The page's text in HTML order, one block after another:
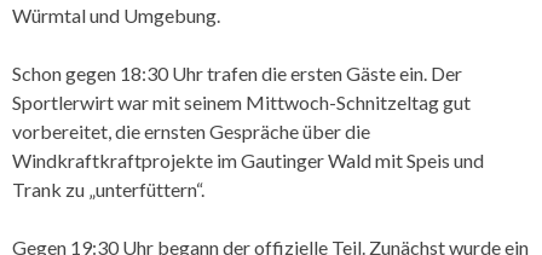
Würmtal und Umgebung.
Schon gegen 18:30 Uhr trafen die ersten Gäste ein. Der
Sportlerwirt war mit seinem Mittwoch-Schnitzeltag gut
vorbereitet, die ernsten Gespräche über die
Windkraftkraftprojekte im Gautinger Wald mit Speis und
Trank zu „unterfüttern“.
Gegen 19:30 Uhr begann der offizielle Teil. Zunächst wurde ein